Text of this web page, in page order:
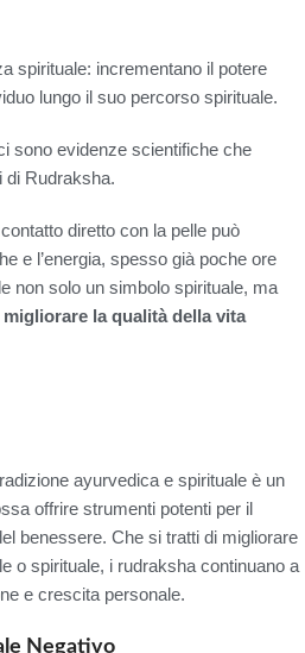
spirituale: incrementano il potere
lungo il suo percorso spirituale.
sono evidenze scientifiche che
di Rudraksha.
diretto con la pelle può
e l’energia, spesso già poche ore
non solo un simbolo spirituale, ma
la qualità della vita
ayurvedica e spirituale è un
offrire strumenti potenti per il
benessere. Che si tratti di migliorare
o spirituale, i rudraksha continuano a
e crescita personale.
Negativo